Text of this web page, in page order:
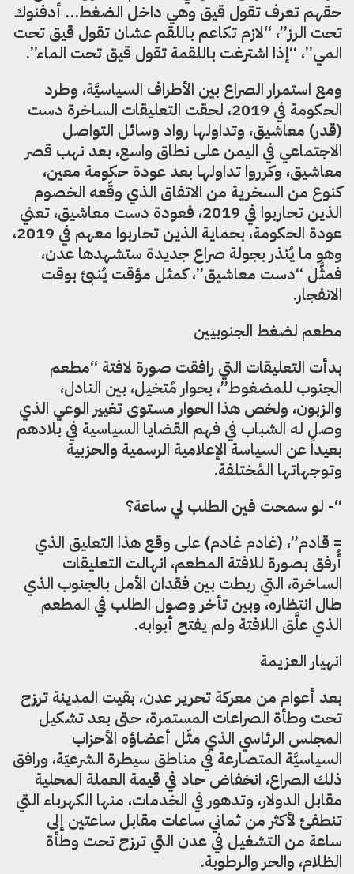
حقهم تعرف تقول قيق وهي داخل الضغط… أدفنوك
تحت الرز”، “لازم تكاعم باللقم عشان تقول قيق تحت
المي”، “إذا اشترغت باللقمة تقول قيق تحت الماء”.
ومع استمرار الصراع بين الأطراف السياسيَّة، وطرد
الحكومة في 2019، لحقت التعليقات الساخرة دست
(قدر) معاشيق، وتداولها رواد وسائل التواصل
الاجتماعي في اليمن على نطاق واسع، بعد نهب قصر
معاشيق، وكرروا تداولها بعد عودة حكومة معين،
كنوع من السخرية من الاتفاق الذي وقّعه الخصوم
الذين تحاربوا في 2019، فعودة دست معاشيق، تعني
عودة الحكومة، بحماية الذين تحاربوا معهم في 2019،
وهو ما يُنذر بجولة صراع جديدة ستشهدها عدن،
فمثَّل “دست معاشيق”، كمثل مؤقت يُنبئ بوقت
الانفجار.
مطعم لضغط الجنوبيين
بدأت التعليقات التي رافقت صورة لافتة “مطعم
الجنوب للمضغوط”، بحوار مُتخيل، بين النادل،
والزبون، ولخص هذا الحوار مستوى تغيير الوعي الذي
وصل له الشباب في فهم القضايا السياسية في بلادهم
بعيداً عن السياسة الإعلامية الرسمية والحزبية
وتوجهاتها المُختلفة.
“- لو سمحت فين الطلب لي ساعة؟
= قادم”، (غادم غادم) على وقع هذا التعليق الذي
أُرفق بصورة للافتة المطعم، انهالت التعليقات
الساخرة، التي ربطت بين فقدان الأمل بالجنوب الذي
طال انتظاره، وبين تأخر وصول الطلب في المطعم
الذي علَّق اللافتة ولم يفتح أبوابه.
انهيار العزيمة
بعد أعوام من معركة تحرير عدن، بقيت المدينة ترزح
تحت وطأة الصراعات المستمرة، حتى بعد تشكيل
المجلس الرئاسي الذي مثّل أعضاؤه الأحزاب
السياسيَّة المتصارعة في مناطق سيطرة الشرعيّة، ورافق
ذلك الصراع، انخفاض حاد في قيمة العملة المحلية
مقابل الدولار، وتدهور في الخدمات، منها الكهرباء التي
تنطفئ لأكثر من ثماني ساعات مقابل ساعتين إلى
ساعة من التشغيل في عدن التي ترزح تحت وطأة
الظلام، والحر والرطوبة.